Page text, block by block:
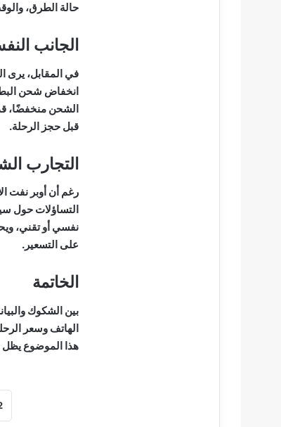
حالة الطرق،
الجانب
في المقابل، يرى
انخفاض شحن
الشحن منخفضًا،
قبل حجز الرحلة.
التجارب
رغم أن أوبر نفت
التساؤلات حول
نفسي أو تقني،
على التسعير.
الخاتمة
بين الشكوك
الهاتف وسعر
هذا الموضوع